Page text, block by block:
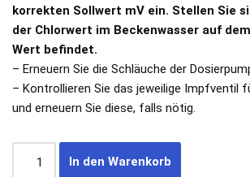
korrekten Sollwert mV ein. Stellen Sie
der Chlorwert im Beckenwasser auf
Wert befindet.
– Erneuern Sie die Schläuche der
– Kontrollieren Sie das jeweilige Impfventil
und erneuern Sie diese, falls nötig.
In den Warenkorb